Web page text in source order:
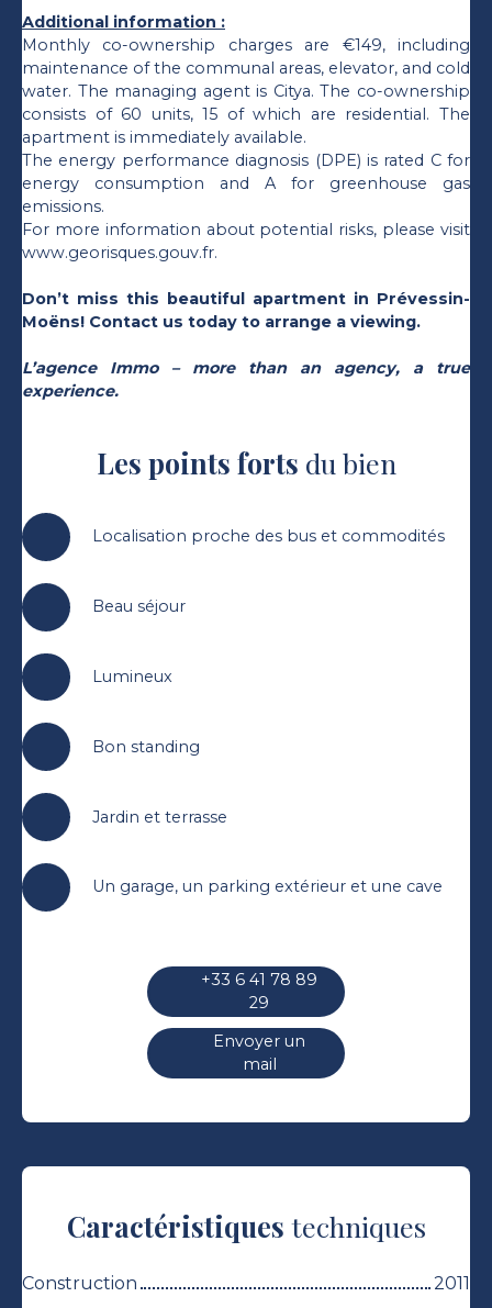
Additional information :
Monthly co-ownership charges are €149, including
maintenance of the communal areas, elevator, and cold
water. The managing agent is Citya. The co-ownership
consists of 60 units, 15 of which are residential. The
apartment is immediately available.
The energy performance diagnosis (DPE) is rated C for
energy consumption and A for greenhouse gas
emissions.
For more information about potential risks, please visit
www.georisques.gouv.fr.
Don’t miss this beautiful apartment in Prévessin-
Moëns! Contact us today to arrange a viewing.
L’agence Immo – more than an agency, a true
experience.
Les points forts du bien
Localisation proche des bus et commodités
Beau séjour
Lumineux
Bon standing
Jardin et terrasse
Un garage, un parking extérieur et une cave
+33 6 41 78 89
29
Envoyer un
mail
Caractéristiques techniques
Construction
2011